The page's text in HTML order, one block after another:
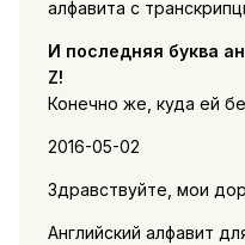
алфавита с
И последняя буква
Z!
Конечно же, куда ей
2016-05-02
Здравствуйте, мои
Английский алфавит